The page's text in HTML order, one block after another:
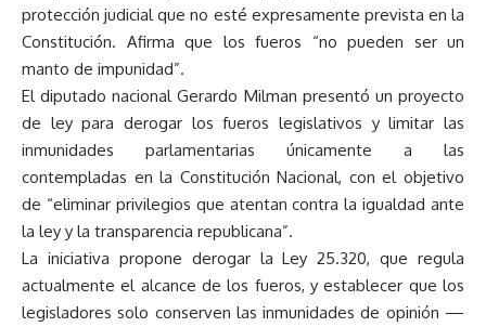
protección judicial que no esté expresamente prevista en la
Constitución. Afirma que los fueros “no pueden ser un
manto de impunidad”.
El diputado nacional Gerardo Milman presentó un proyecto
de ley para derogar los fueros legislativos y limitar las
inmunidades parlamentarias únicamente a las
contempladas en la Constitución Nacional, con el objetivo
de “eliminar privilegios que atentan contra la igualdad ante
la ley y la transparencia republicana”.
La iniciativa propone derogar la Ley 25.320, que regula
actualmente el alcance de los fueros, y establecer que los
legisladores solo conserven las inmunidades de opinión —